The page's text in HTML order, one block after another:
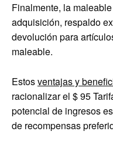
Finalmente, la
adquisición, respaldo
devolución para
maleable.
Estosventajas y
racionalizar el $ 95
potencial de ingresos
de recompensas